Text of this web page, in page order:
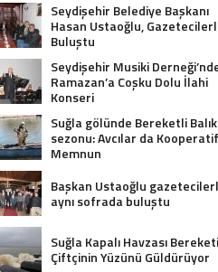
Seydişehir Belediye Başkanı
Hasan Ustaoğlu,
Buluştu
Seydişehir Musiki
Ramazan’a Coşku Dolu İlahi
Konseri
Suğla gölünde Bereketli Balık
sezonu: Avcılar da
Memnun
Başkan Ustaoğlu
aynı sofrada buluştu
Suğla Kapalı Havzası
Çiftçinin Yüzünü Güldürüyor